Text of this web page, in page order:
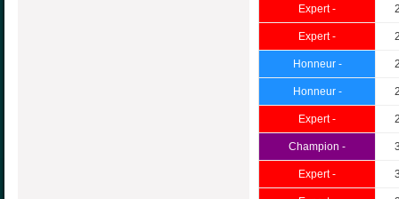
Expert -
Expert -
Honneur -
Honneur -
Expert -
Champion -
Expert -